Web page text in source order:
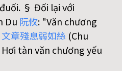
§ Đối lại với
Du 阮攸: "Văn chương
文章殘息弱如絲 (Chu
Hơi tàn văn chương yếu